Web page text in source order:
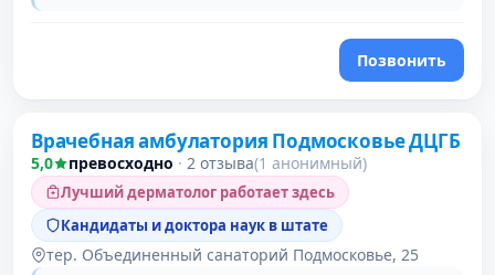
Позвонить
Врачебная амбулатория Подмосковье ДЦГБ
5,0 превосходно · 2 отзыва(1 анонимный)
Лучший дерматолог работает здесь
Кандидаты и доктора наук в штате
тер. Объединенный санаторий Подмосковье, 25